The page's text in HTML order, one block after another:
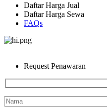
Daftar Harga Jual
Daftar Harga Sewa
FAQs
Request Penawaran